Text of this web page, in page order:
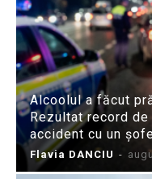
Alcoolul a făcut
Rezultat record
accident cu un
Flavia DANCIU -